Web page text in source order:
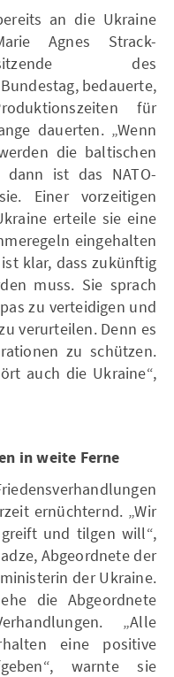
an die Ukraine
Agnes Strack-
des
bedauerte,
für
dauerten. „Wenn
die baltischen
ist das NATO-
Einer vorzeitigen
erteile sie eine
eingehalten
klar, dass zukünftig
muss. Sie sprach
zu verteidigen und
verurteilen. Denn es
zu schützen.
auch die Ukraine“,
in weite Ferne
ernüchternd. „Wir
und tilgen will“,
Abgeordnete der
der Ukraine.
die Abgeordnete
„Alle
eine positive
warnte sie